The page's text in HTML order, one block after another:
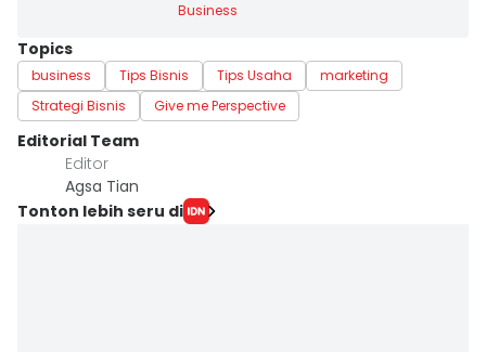
Business
Topics
business Tips Bisnis Tips Usaha
marketing
Strategi Bisnis
Give me Perspective
Editorial Team
Editor
Agsa Tian
Tonton lebih seru di